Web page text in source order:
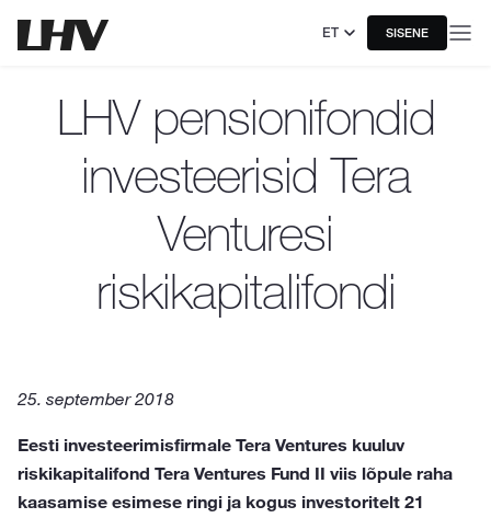
ET SISENE
LHV pensionifondid
investeerisid Tera
Venturesi
riskikapitalifondi
25. september 2018
Eesti investeerimisfirmale Tera Ventures kuuluv
riskikapitalifond Tera Ventures Fund II viis lõpule raha
kaasamise esimese ringi ja kogus investoritelt 21